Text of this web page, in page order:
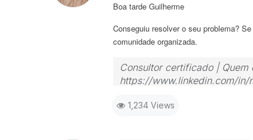
Boa tarde Guilherme
Conseguiu resolver o seu problema?
comunidade organizada.
Consultor certificado |
https://www.linkedin.com/in/
1,234 Views